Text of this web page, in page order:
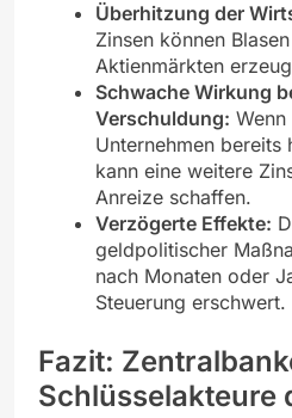
Überhitzung der
Zinsen können
Aktienmärkten
Schwache Wirkung
Verschuldung:
Unternehmen bereits
kann eine weitere
Anreize schaffen.
Verzögerte Effekte:
geldpolitischer
nach Monaten oder
Steuerung erschwert.
Fazit:
Schlüsselakteure